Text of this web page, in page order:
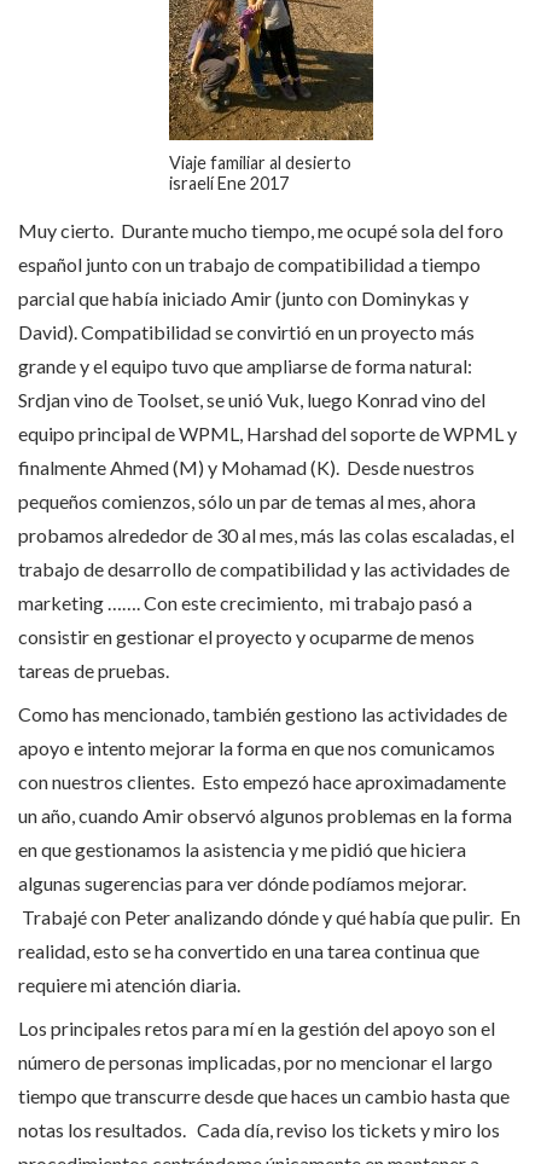
Viaje familiar al desierto
israelí Ene 2017
Muy cierto. Durante mucho tiempo, me ocupé sola del foro
español junto con un trabajo de compatibilidad a tiempo
parcial que había iniciado Amir (junto con Dominykas y
David). Compatibilidad se convirtió en un proyecto más
grande y el equipo tuvo que ampliarse de forma natural:
Srdjan vino de Toolset, se unió Vuk, luego Konrad vino del
equipo principal de WPML, Harshad del soporte de WPML y
finalmente Ahmed (M) y Mohamad (K). Desde nuestros
pequeños comienzos, sólo un par de temas al mes, ahora
probamos alrededor de 30 al mes, más las colas escaladas, el
trabajo de desarrollo de compatibilidad y las actividades de
marketing ……. Con este crecimiento, mi trabajo pasó a
consistir en gestionar el proyecto y ocuparme de menos
tareas de pruebas.
Como has mencionado, también gestiono las actividades de
apoyo e intento mejorar la forma en que nos comunicamos
con nuestros clientes. Esto empezó hace aproximadamente
un año, cuando Amir observó algunos problemas en la forma
en que gestionamos la asistencia y me pidió que hiciera
algunas sugerencias para ver dónde podíamos mejorar.
Trabajé con Peter analizando dónde y qué había que pulir. En
realidad, esto se ha convertido en una tarea continua que
requiere mi atención diaria.
Los principales retos para mí en la gestión del apoyo son el
número de personas implicadas, por no mencionar el largo
tiempo que transcurre desde que haces un cambio hasta que
notas los resultados. Cada día, reviso los tickets y miro los